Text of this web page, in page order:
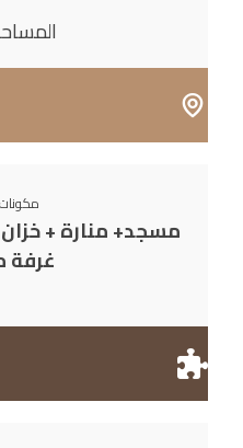
المساحة
مسجد+ منارة +